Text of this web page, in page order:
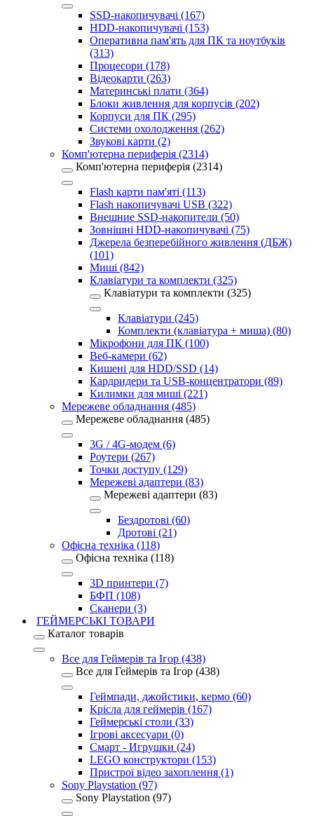
SSD-накопичувачі (167)
HDD-накопичувачі (153)
Оперативна пам'ять для ПК та ноутбуків
(313)
Процесори (178)
Відеокарти (263)
Материнські плати (364)
Блоки живлення для корпусів (202)
Корпуси для ПК (295)
Системи охолодження (262)
Звукові карти (2)
Комп'ютерна периферія (2314)
Комп'ютерна периферія (2314)
Flash карти пам'яті (113)
Flash накопичувачі USB (322)
Внешние SSD-накопители (50)
Зовнішні HDD-накопичувачі (75)
Джерела безперебійного живлення (ДБЖ)
(101)
Миші (842)
Клавіатури та комплекти (325)
Клавіатури та комплекти (325)
Клавіатури (245)
Комплекти (клавіатура + миша) (80)
Мікрофони для ПК (100)
Веб-камери (62)
Кишені для HDD/SSD (14)
Кардридери та USB-концентратори (89)
Килимки для миші (221)
Мережеве обладнання (485)
Мережеве обладнання (485)
3G / 4G-модем (6)
Роутери (267)
Точки доступу (129)
Мережеві адаптери (83)
Мережеві адаптери (83)
Бездротові (60)
Дротові (21)
Офісна техніка (118)
Офісна техніка (118)
3D принтери (7)
БФП (108)
Сканери (3)
ГЕЙМЕРСЬКІ ТОВАРИ
Каталог товарів
Все для Геймерів та Ігор (438)
Все для Геймерів та Ігор (438)
Геймпади, джойстики, кермо (60)
Крісла для геймерів (167)
Геймерські столи (33)
Ігрові аксесуари (0)
Смарт - Игрушки (24)
LEGO конструктори (153)
Пристрої відео захоплення (1)
Sony Playstation (97)
Sony Playstation (97)